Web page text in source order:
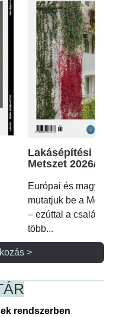
Lakásépítési
Metszet 2026/2.
Európai és magyar
mutatjuk be a
– ezúttal a családi
több...
>
rendszerben